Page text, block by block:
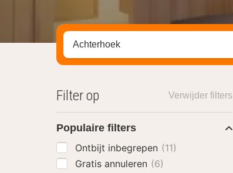
Zoek op hotel, regio of stad
Filter op Verwijder filters
Populaire filters
Ontbijt inbegrepen (11)
Gratis annuleren (6)